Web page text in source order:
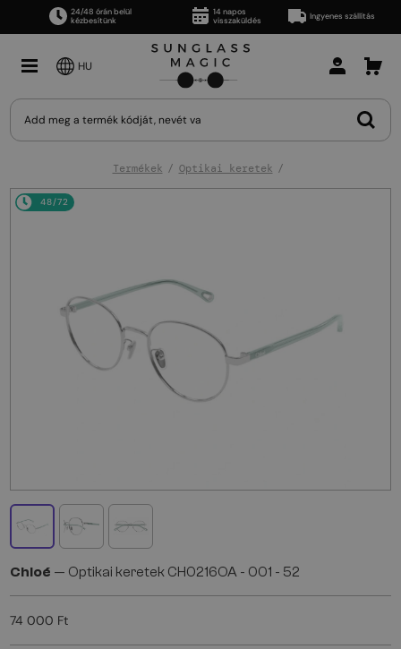
24/48 órán belül
kézbesítünk
14 napos
visszaküldés
Ingyenes szállítás
HU
Termékek Optikai keretek
48/72
Chloé — Optikai keretek CH0216OA - 001 - 52
74 000 Ft